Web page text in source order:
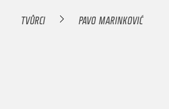
TVŮRCI PAVO MARINKOVIĆ